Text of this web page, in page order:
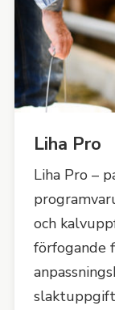
Liha Pro
Liha Pro –
och
förfogande